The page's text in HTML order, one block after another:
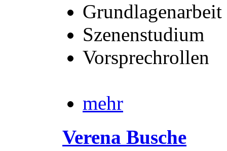
Grundlagenarbeit
Szenenstudium
Vorsprechrollen
mehr
Verena Busche